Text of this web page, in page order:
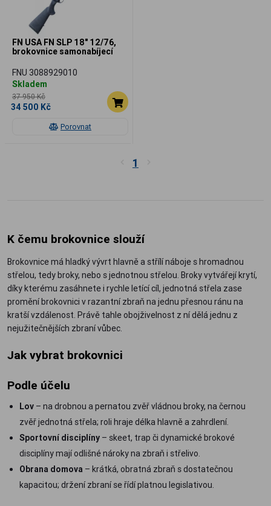
Porovnat
FN USA FN SLP 18" 12/76,
brokovnice samonabíjecí
FNU 3088929010
Skladem
37 950 Kč
34 500 Kč
1
K čemu brokovnice slouží
Brokovnice má hladký vývrt hlavně a střílí náboje s hromadnou
střelou, tedy broky, nebo s jednotnou střelou. Broky vytvářejí krytí,
díky kterému zasáhnete i rychle letící cíl, jednotná střela zase
promění brokovnici v razantní zbraň na jednu přesnou ránu na
kratší vzdálenost. Právě tahle obojživelnost z ní dělá jednu z
nejužitečnějších zbraní vůbec.
Jak vybrat brokovnici
Podle účelu
Lov – na drobnou a pernatou zvěř vládnou broky, na černou
zvěř jednotná střela; roli hraje délka hlavně a zahrdlení.
Sportovní disciplíny – skeet, trap či dynamické brokové
disciplíny mají odlišné nároky na zbraň i střelivo.
Obrana domova – krátká, obratná zbraň s dostatečnou
kapacitou; držení zbraní se řídí platnou legislativou.